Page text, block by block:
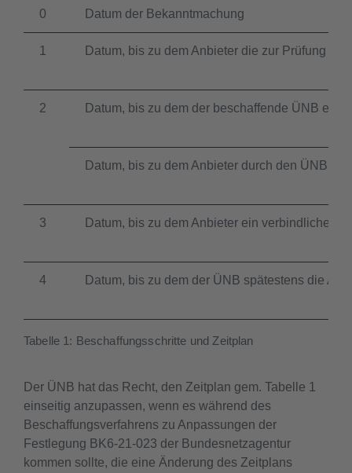
0 Datum der Bekanntmachung
1 Datum, bis zu dem Anbieter die zur Prüfung
2 Datum, bis zu dem der beschaffende ÜNB
Datum, bis zu dem Anbieter durch den ÜNB
3 Datum, bis zu dem Anbieter ein verbindliches
4 Datum, bis zu dem der ÜNB spätestens die
Tabelle 1: Beschaffungsschritte und Zeitplan
Der ÜNB hat das Recht, den Zeitplan gem. Tabelle 1
einseitig anzupassen, wenn es während des
Beschaffungsverfahrens zu Anpassungen der
Festlegung BK6-21-023 der Bundesnetzagentur
kommen sollte, die eine Änderung des Zeitplans